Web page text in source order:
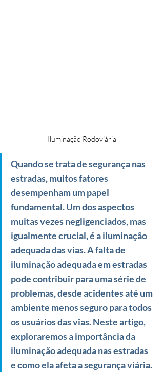
Iluminação Rodoviária
Quando se trata de segurança nas
estradas, muitos fatores
desempenham um papel
fundamental. Um dos aspectos
muitas vezes negligenciados, mas
igualmente crucial, é a iluminação
adequada das vias. A falta de
iluminação adequada em estradas
pode contribuir para uma série de
problemas, desde acidentes até um
ambiente menos seguro para todos
os usuários das vias. Neste artigo,
exploraremos a importância da
iluminação adequada nas estradas
e como ela afeta a segurança viária.